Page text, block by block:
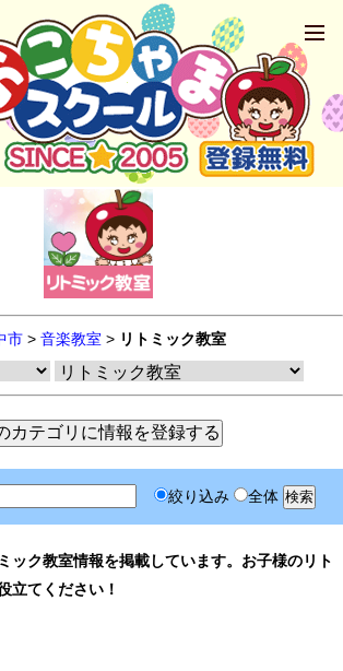
市 > 音楽教室 > リトミック教室
絞り込み 全体
ック教室情報を掲載しています。お子様のリト
立てください！